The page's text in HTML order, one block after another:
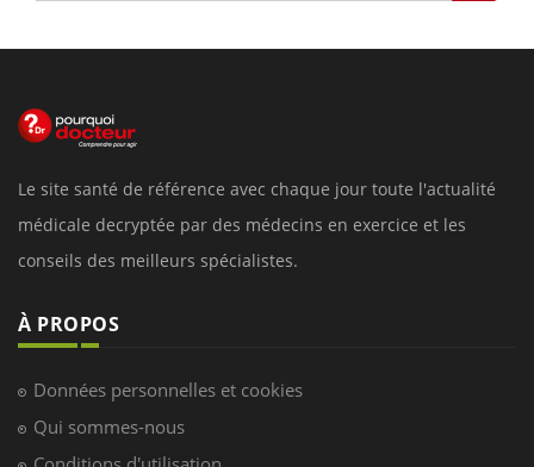
Le site santé de référence avec chaque jour toute l'actualité
médicale decryptée par des médecins en exercice et les
conseils des meilleurs spécialistes.
À PROPOS
Données personnelles et cookies
Qui sommes-nous